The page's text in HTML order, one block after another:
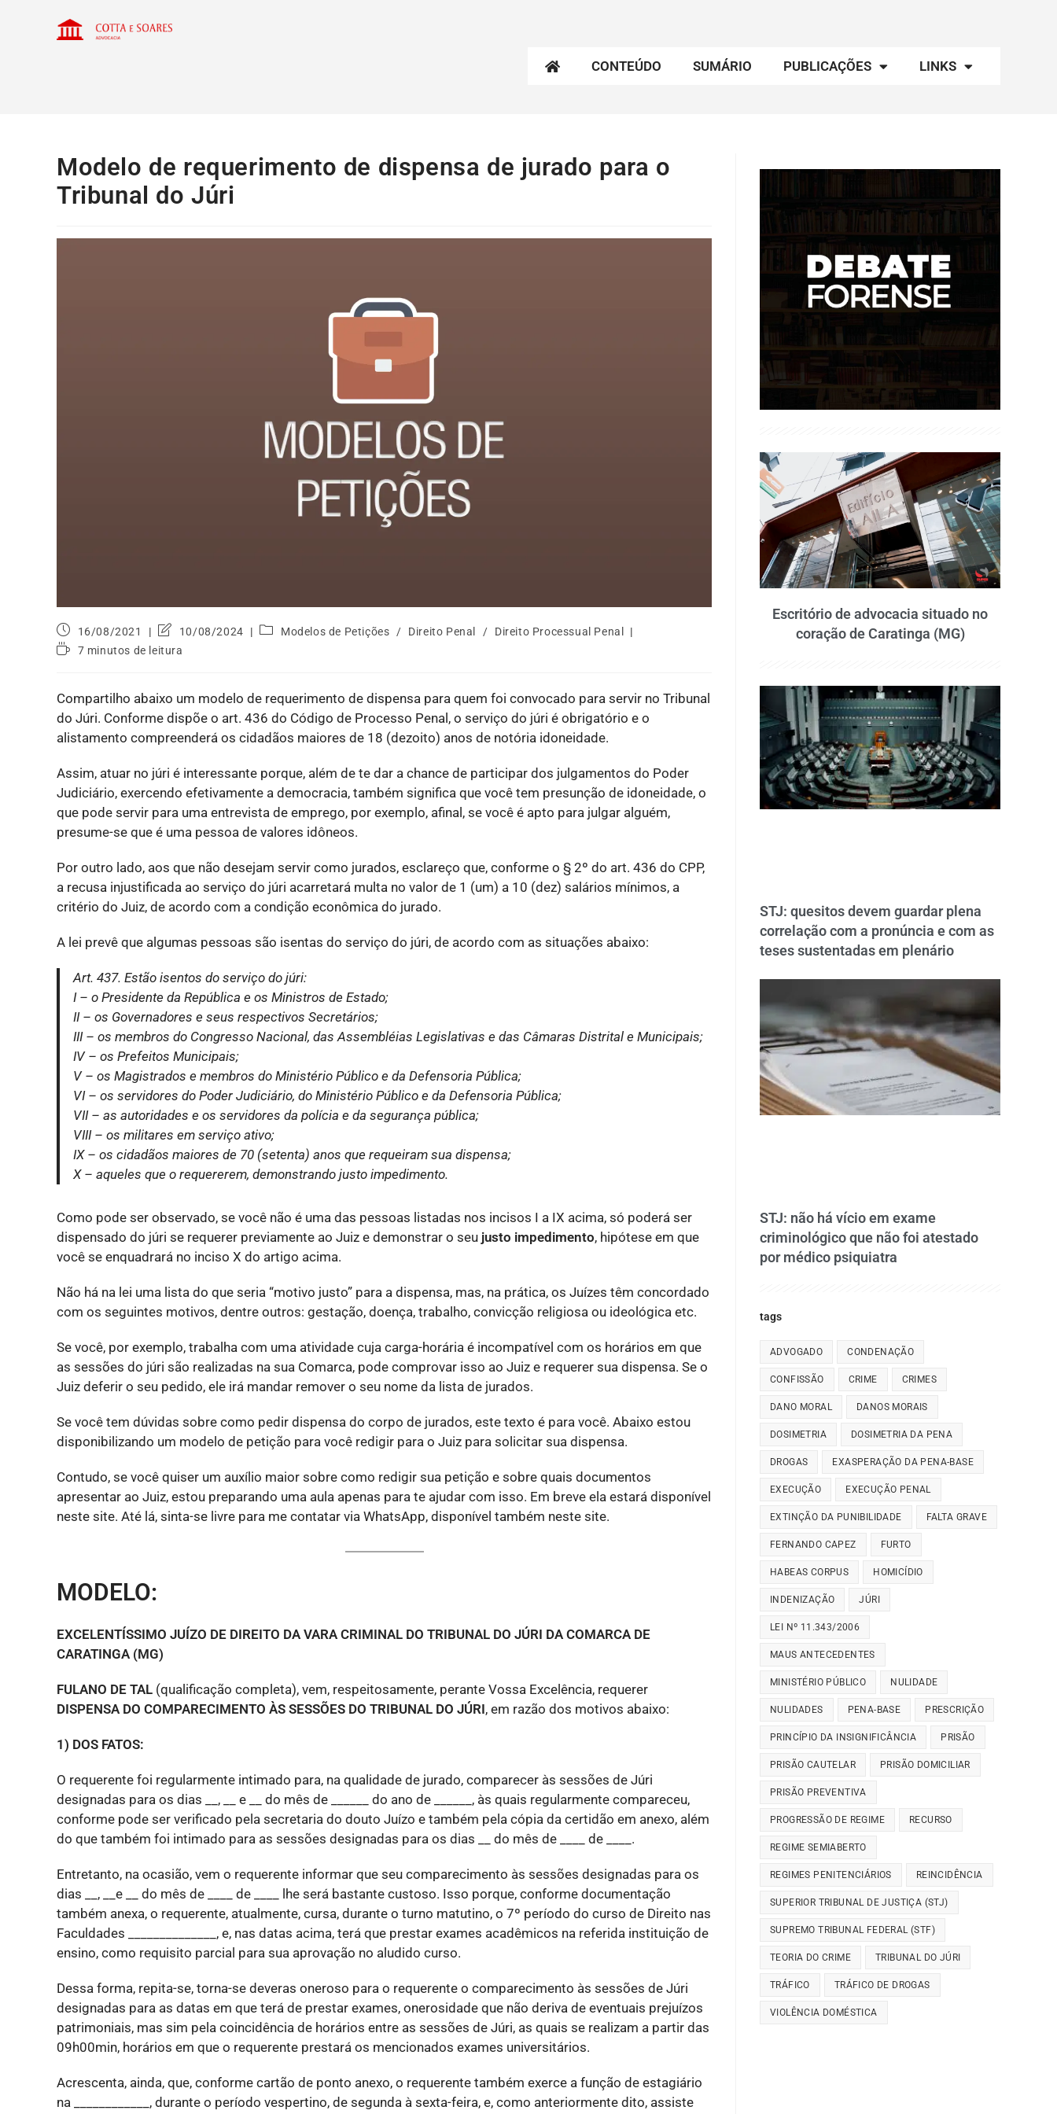
CONTEÚDO SUMÁRIO PUBLICAÇÕES LINKS
Modelo de requerimento de dispensa de jurado para o
Tribunal do Júri
16/08/2021 10/08/2024 Modelos de Petições / Direito Penal /
Direito Processual Penal
7 minutos de leitura
Compartilho abaixo um modelo de requerimento de dispensa para quem foi convocado para servir no Tribunal
do Júri. Conforme dispõe o art. 436 do Código de Processo Penal, o serviço do júri é obrigatório e o
alistamento compreenderá os cidadãos maiores de 18 (dezoito) anos de notória idoneidade.
Assim, atuar no júri é interessante porque, além de te dar a chance de participar dos julgamentos do Poder
Judiciário, exercendo efetivamente a democracia, também significa que você tem presunção de idoneidade, o
que pode servir para uma entrevista de emprego, por exemplo, afinal, se você é apto para julgar alguém,
presume-se que é uma pessoa de valores idôneos.
Por outro lado, aos que não desejam servir como jurados, esclareço que, conforme o § 2º do art. 436 do CPP,
a recusa injustificada ao serviço do júri acarretará multa no valor de 1 (um) a 10 (dez) salários mínimos, a
critério do Juiz, de acordo com a condição econômica do jurado.
A lei prevê que algumas pessoas são isentas do serviço do júri, de acordo com as situações abaixo:
Art. 437. Estão isentos do serviço do júri:
I – o Presidente da República e os Ministros de Estado;
II – os Governadores e seus respectivos Secretários;
III – os membros do Congresso Nacional, das Assembléias Legislativas e das Câmaras Distrital e Municipais;
IV – os Prefeitos Municipais;
V – os Magistrados e membros do Ministério Público e da Defensoria Pública;
VI – os servidores do Poder Judiciário, do Ministério Público e da Defensoria Pública;
VII – as autoridades e os servidores da polícia e da segurança pública;
VIII – os militares em serviço ativo;
IX – os cidadãos maiores de 70 (setenta) anos que requeiram sua dispensa;
X – aqueles que o requererem, demonstrando justo impedimento.
Como pode ser observado, se você não é uma das pessoas listadas nos incisos I a IX acima, só poderá ser
dispensado do júri se requerer previamente ao Juiz e demonstrar o seu justo impedimento, hipótese em que
você se enquadrará no inciso X do artigo acima.
Não há na lei uma lista do que seria “motivo justo” para a dispensa, mas, na prática, os Juízes têm concordado
com os seguintes motivos, dentre outros: gestação, doença, trabalho, convicção religiosa ou ideológica etc.
Se você, por exemplo, trabalha com uma atividade cuja carga-horária é incompatível com os horários em que
as sessões do júri são realizadas na sua Comarca, pode comprovar isso ao Juiz e requerer sua dispensa. Se o
Juiz deferir o seu pedido, ele irá mandar remover o seu nome da lista de jurados.
Se você tem dúvidas sobre como pedir dispensa do corpo de jurados, este texto é para você. Abaixo estou
disponibilizando um modelo de petição para você redigir para o Juiz para solicitar sua dispensa.
Contudo, se você quiser um auxílio maior sobre como redigir sua petição e sobre quais documentos
apresentar ao Juiz, estou preparando uma aula apenas para te ajudar com isso. Em breve ela estará disponível
neste site. Até lá, sinta-se livre para me contatar via WhatsApp, disponível também neste site.
MODELO:
EXCELENTÍSSIMO JUÍZO DE DIREITO DA VARA CRIMINAL DO TRIBUNAL DO JÚRI DA COMARCA DE
CARATINGA (MG)
FULANO DE TAL (qualificação completa), vem, respeitosamente, perante Vossa Excelência, requerer
DISPENSA DO COMPARECIMENTO ÀS SESSÕES DO TRIBUNAL DO JÚRI, em razão dos motivos abaixo:
1) DOS FATOS:
O requerente foi regularmente intimado para, na qualidade de jurado, comparecer às sessões de Júri
designadas para os dias __, __ e __ do mês de ______ do ano de ______, às quais regularmente compareceu,
conforme pode ser verificado pela secretaria do douto Juízo e também pela cópia da certidão em anexo, além
do que também foi intimado para as sessões designadas para os dias __ do mês de ____ de ____.
Entretanto, na ocasião, vem o requerente informar que seu comparecimento às sessões designadas para os
dias __, __e __ do mês de ____ de ____ lhe será bastante custoso. Isso porque, conforme documentação
também anexa, o requerente, atualmente, cursa, durante o turno matutino, o 7º período do curso de Direito nas
Faculdades ______________, e, nas datas acima, terá que prestar exames acadêmicos na referida instituição de
ensino, como requisito parcial para sua aprovação no aludido curso.
Dessa forma, repita-se, torna-se deveras oneroso para o requerente o comparecimento às sessões de Júri
designadas para as datas em que terá de prestar exames, onerosidade que não deriva de eventuais prejuízos
patrimoniais, mas sim pela coincidência de horários entre as sessões de Júri, as quais se realizam a partir das
09h00min, horários em que o requerente prestará os mencionados exames universitários.
Acrescenta, ainda, que, conforme cartão de ponto anexo, o requerente também exerce a função de estagiário
na ____________, durante o período vespertino, de segunda à sexta-feira, e, como anteriormente dito, assiste
Escritório de advocacia situado no
coração de Caratinga (MG)
STJ: quesitos devem guardar plena
correlação com a pronúncia e com as
teses sustentadas em plenário
STJ: não há vício em exame
criminológico que não foi atestado
por médico psiquiatra
tags
ADVOGADO CONDENAÇÃO
CONFISSÃO CRIME CRIMES
DANO MORAL DANOS MORAIS
DOSIMETRIA DOSIMETRIA DA PENA
DROGAS EXASPERAÇÃO DA PENA-BASE
EXECUÇÃO EXECUÇÃO PENAL
EXTINÇÃO DA PUNIBILIDADE FALTA GRAVE
FERNANDO CAPEZ FURTO
HABEAS CORPUS HOMICÍDIO
INDENIZAÇÃO JÚRI
LEI Nº 11.343/2006
MAUS ANTECEDENTES
MINISTÉRIO PÚBLICO NULIDADE
NULIDADES PENA-BASE PRESCRIÇÃO
PRINCÍPIO DA INSIGNIFICÂNCIA PRISÃO
PRISÃO CAUTELAR PRISÃO DOMICILIAR
PRISÃO PREVENTIVA
PROGRESSÃO DE REGIME RECURSO
REGIME SEMIABERTO
REGIMES PENITENCIÁRIOS REINCIDÊNCIA
SUPERIOR TRIBUNAL DE JUSTIÇA (STJ)
SUPREMO TRIBUNAL FEDERAL (STF)
TEORIA DO CRIME TRIBUNAL DO JÚRI
TRÁFICO TRÁFICO DE DROGAS
VIOLÊNCIA DOMÉSTICA